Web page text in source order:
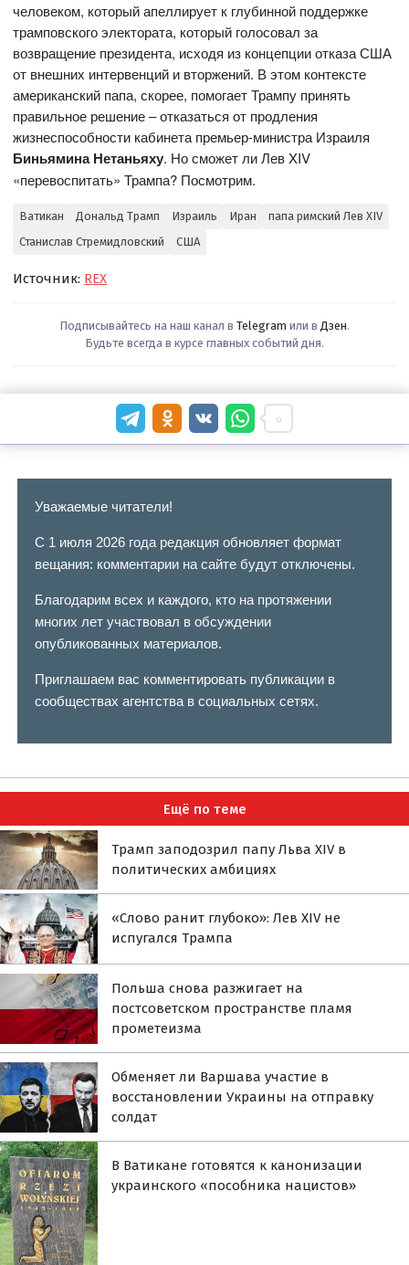
человеком, который апеллирует к глубинной поддержке
трамповского электората, который голосовал за
возвращение президента, исходя из концепции отказа США
от внешних интервенций и вторжений. В этом контексте
американский папа, скорее, помогает Трампу принять
правильное решение – отказаться от продления
жизнеспособности кабинета премьер-министра Израиля
Биньямина Нетаньяху. Но сможет ли Лев XIV
«перевоспитать» Трампа? Посмотрим.
Ватикан Дональд Трамп Израиль Иран
папа римский Лев XIV
Станислав Стремидловский
США
Источник: REX
Подписывайтесь на наш канал в Telegram или в Дзен.
Будьте всегда в курсе главных событий дня.
Уважаемые читатели!
С 1 июля 2026 года редакция обновляет формат
вещания: комментарии на сайте будут отключены.
Благодарим всех и каждого, кто на протяжении
многих лет участвовал в обсуждении
опубликованных материалов.
Приглашаем вас комментировать публикации в
сообществах агентства в социальных сетях.
Ещё по теме
Трамп заподозрил папу Льва XIV в
политических амбициях
«Слово ранит глубоко»: Лев XIV не
испугался Трампа
Польша снова разжигает на
постсоветском пространстве пламя
прометеизма
Обменяет ли Варшава участие в
восстановлении Украины на отправку
солдат
В Ватикане готовятся к канонизации
украинского «пособника нацистов»